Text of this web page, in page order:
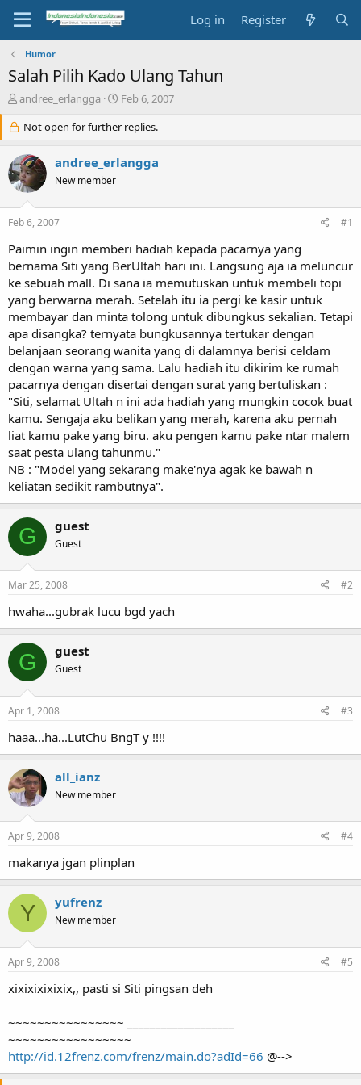
Log in Register
Humor
Salah Pilih Kado Ulang Tahun
T
r
e
a
d
s
r
e
r
andree_erlangga
S
a
r
d
Feb 6, 2007
Not open for further replies.
andree_erlangga
New member
Feb 6, 2007 #1
Paimin ingin memberi hadiah kepada pacarnya yang
bernama Siti yang BerUltah hari ini. Langsung aja ia meluncur
ke sebuah mall. Di sana ia memutuskan untuk membeli topi
yang berwarna merah. Setelah itu ia pergi ke kasir untuk
membayar dan minta tolong untuk dibungkus sekalian. Tetapi
apa disangka? ternyata bungkusannya tertukar dengan
belanjaan seorang wanita yang di dalamnya berisi celdam
dengan warna yang sama. Lalu hadiah itu dikirim ke rumah
pacarnya dengan disertai dengan surat yang bertuliskan :
"Siti, selamat Ultah n ini ada hadiah yang mungkin cocok buat
kamu. Sengaja aku belikan yang merah, karena aku pernah
liat kamu pake yang biru. aku pengen kamu pake ntar malem
saat pesta ulang tahunmu."
NB : "Model yang sekarang make'nya agak ke bawah n
keliatan sedikit rambutnya".
G guest
Guest
Mar 25, 2008 #2
hwaha...gubrak lucu bgd yach
G guest
Guest
Apr 1, 2008 #3
haaa...ha...LutChu BngT y !!!!
all_ianz
New member
Apr 9, 2008 #4
makanya jgan plinplan
Y yufrenz
New member
Apr 9, 2008 #5
xixixixixixix,, pasti si Siti pingsan deh
~~~~~~~~~~~~~~~~ ___________________
~~~~~~~~~~~~~~~~~
http://id.12frenz.com/frenz/main.do?adId=66 @-->